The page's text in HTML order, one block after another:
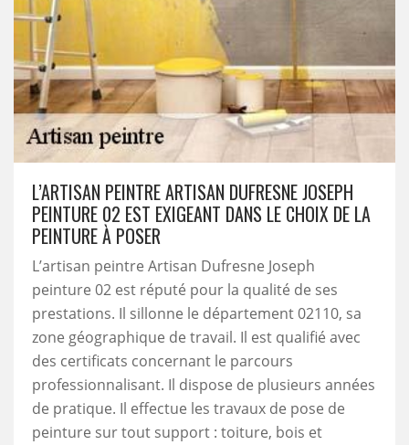
L’ARTISAN PEINTRE ARTISAN DUFRESNE JOSEPH
PEINTURE 02 EST EXIGEANT DANS LE CHOIX DE LA
PEINTURE À POSER
L’artisan peintre Artisan Dufresne Joseph
peinture 02 est réputé pour la qualité de ses
prestations. Il sillonne le département 02110, sa
zone géographique de travail. Il est qualifié avec
des certificats concernant le parcours
professionnalisant. Il dispose de plusieurs années
de pratique. Il effectue les travaux de pose de
peinture sur tout support : toiture, bois et